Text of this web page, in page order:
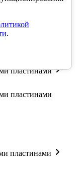
пластинами
пластинами
пластинами
пластинами
пластинами
.